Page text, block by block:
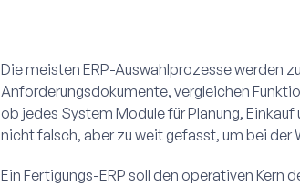
Die meisten ERP-Auswahlprozesse werden
Anforderungsdokumente, vergleichen
ob jedes System Module für Planung,
nicht falsch, aber zu weit gefasst, um bei der
Ein Fertigungs-ERP soll den operativen